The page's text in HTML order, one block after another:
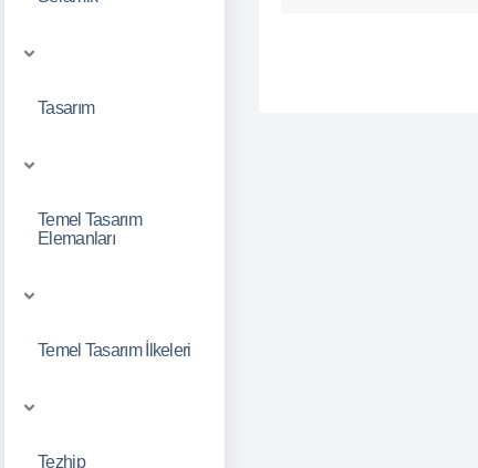
Tasarım
Temel Tasarım
Elemanları
Temel Tasarım İlkeleri
Tezhip